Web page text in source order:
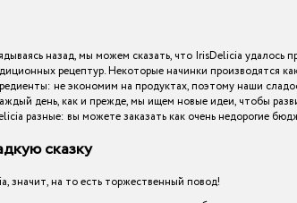
назад, мы можем сказать, что IrisDelicia удалось
рецептур. Некоторые начинки производятся
не экономим на продуктах, поэтому наши
день, как и прежде, мы ищем новые идеи, чтобы
разные: вы можете заказать как очень недорогие
сказку
значит, на то есть торжественный повод!